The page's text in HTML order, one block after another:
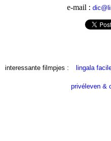
e-mail :
interessante filmpjes : lingala
privéleven &